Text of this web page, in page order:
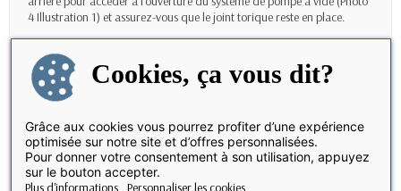
4 Illustration 1) et assurez-vous que le joint torique reste en place.
sens des aiguilles d’une montre (Illustration 2).
4) Dévissez le couvercle de la vanne électronique (Illustration 3) et
vanne (Illustration 4).
5) Fixez la partie en caoutchouc de la pompe à la vanne et commencez
à extraire l'air (Illustration 5).
Cookies, ça vous dit?
Grâce aux cookies vous pourrez profiter d’une expérience
optimisée sur notre site et d’offres personnalisées.
Pour donner votre consentement à son utilisation, appuyez
sur le bouton accepter.
Plus d'informations Personnaliser les cookies